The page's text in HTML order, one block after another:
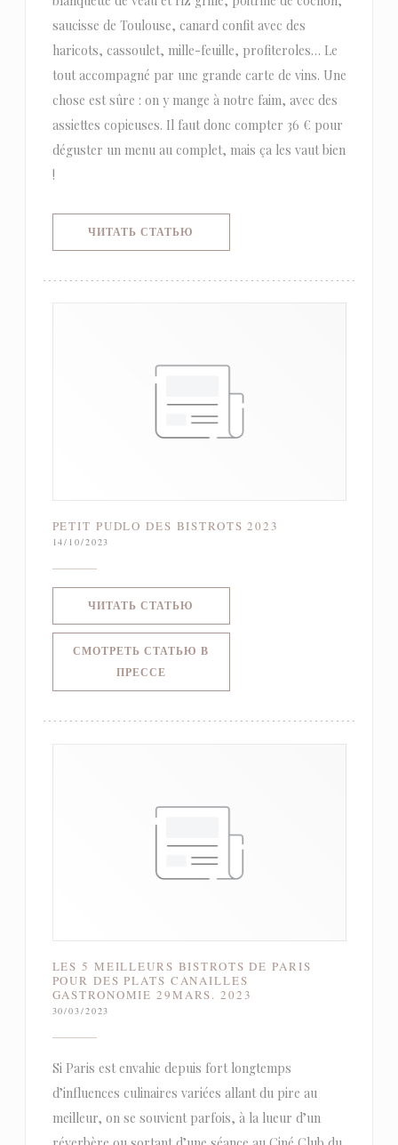
saucisse de Toulouse, canard confit avec des
haricots, cassoulet, mille-feuille, profiteroles… Le
tout accompagné par une grande carte de vins. Une
chose est sûre : on y mange à notre faim, avec des
assiettes copieuses. Il faut donc compter 36 € pour
déguster un menu au complet, mais ça les vaut bien
!
ЧИТАТЬ СТАТЬЮ
PETIT PUDLO DES BISTROTS 2023
14/10/2023
ЧИТАТЬ СТАТЬЮ
СМОТРЕТЬ СТАТЬЮ В
ПРЕССЕ
LES 5 MEILLEURS BISTROTS DE PARIS
POUR DES PLATS CANAILLES
GASTRONOMIE 29MARS. 2023
30/03/2023
Si Paris est envahie depuis fort longtemps
d’influences culinaires variées allant du pire au
meilleur, on se souvient parfois, à la lueur d’un